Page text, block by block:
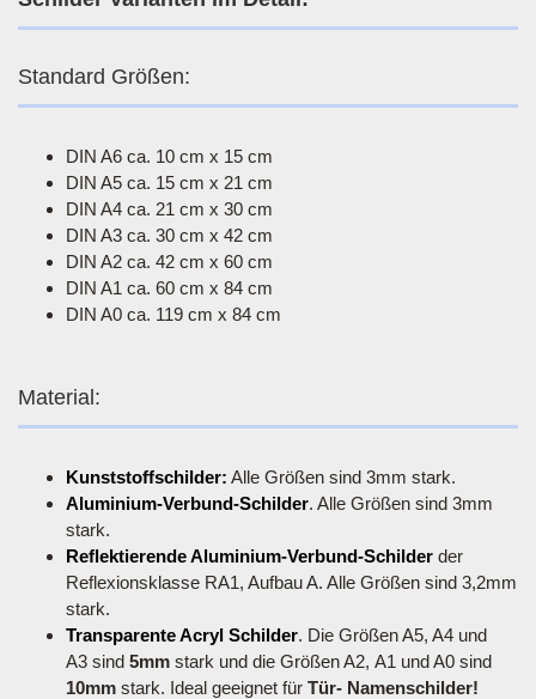
Standard Größen:
DIN A6 ca. 10 cm x 15 cm
DIN A5 ca. 15 cm x 21 cm
DIN A4 ca. 21 cm x 30 cm
DIN A3 ca. 30 cm x 42 cm
DIN A2 ca. 42 cm x 60 cm
DIN A1 ca. 60 cm x 84 cm
DIN A0 ca. 119 cm x 84 cm
Material:
Kunststoffschilder: Alle Größen sind 3mm stark.
Aluminium-Verbund-Schilder. Alle Größen sind 3mm
stark.
Reflektierende Aluminium-Verbund-Schilder der
Reflexionsklasse RA1, Aufbau A. Alle Größen sind 3,2mm
stark.
Transparente Acryl Schilder. Die Größen A5, A4 und
A3 sind 5mm stark und die Größen A2, A1 und A0 sind
10mm stark. Ideal geeignet für Tür- Namenschilder!